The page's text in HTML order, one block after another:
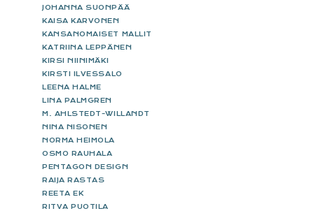
JOHANNA SUONPÄÄ
KAISA KARVONEN
KANSANOMAISET MALLIT
KATRIINA LEPPÄNEN
KIRSI NIINIMÄKI
KIRSTI ILVESSALO
LEENA HALME
LINA PALMGREN
M. AHLSTEDT-WILLANDT
NINA NISONEN
NORMA HEIMOLA
OSMO RAUHALA
PENTAGON DESIGN
RAIJA RASTAS
REETA EK
RITVA PUOTILA